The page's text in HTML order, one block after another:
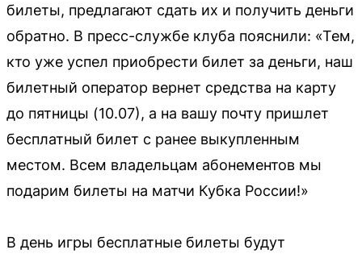
билеты, предлагают сдать их и получить деньги
обратно. В пресс-службе клуба пояснили: «Тем,
кто уже успел приобрести билет за деньги, наш
билетный оператор вернет средства на карту
до пятницы (10.07), а на вашу почту пришлет
бесплатный билет с ранее выкупленным
местом. Всем владельцам абонементов мы
подарим билеты на матчи Кубка России!»
В день игры бесплатные билеты будут